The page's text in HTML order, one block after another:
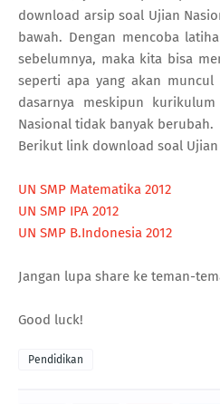
download arsip soal Ujian
bawah. Dengan mencoba
sebelumnya, maka kita bisa
seperti apa yang akan
dasarnya meskipun
Nasional tidak banyak berubah.
Berikut link download soal Ujian
UN SMP Matematika 2012
UN SMP IPA 2012
UN SMP B.Indonesia 2012
Jangan lupa share ke teman-
Good luck!
Pendidikan